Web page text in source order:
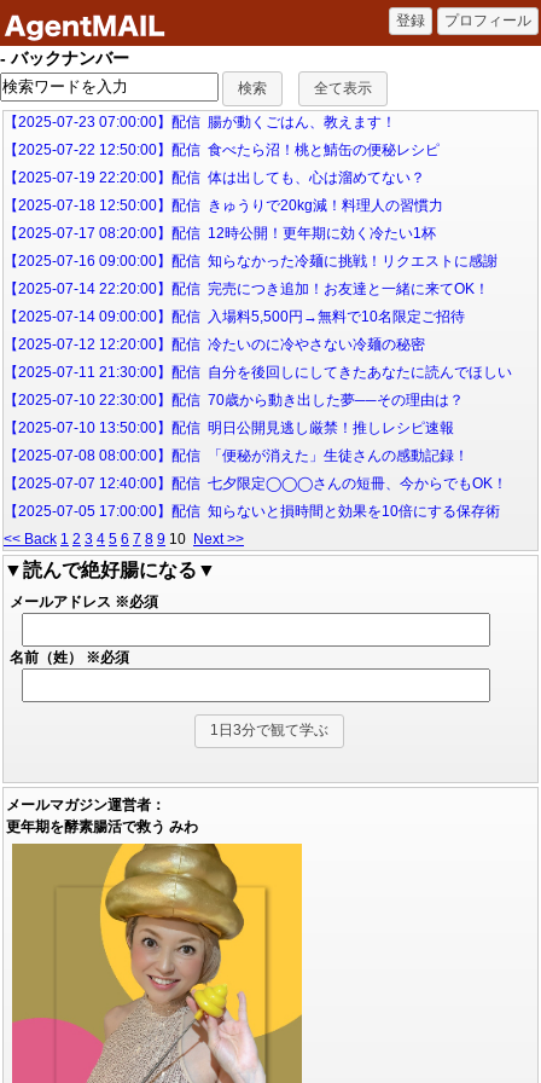
- バックナンバー
【2025-07-23 07:00:00】配信 腸が動くごはん、教えます！
【2025-07-22 12:50:00】配信 食べたら沼！桃と鯖缶の便秘レシピ
【2025-07-19 22:20:00】配信 体は出しても、心は溜めてない？
【2025-07-18 12:50:00】配信 きゅうりで20kg減！料理人の習慣力
【2025-07-17 08:20:00】配信 12時公開！更年期に効く冷たい1杯
【2025-07-16 09:00:00】配信 知らなかった冷麺に挑戦！リクエストに感謝
【2025-07-14 22:20:00】配信 完売につき追加！お友達と一緒に来てOK！
【2025-07-14 09:00:00】配信 入場料5,500円→無料で10名限定ご招待
【2025-07-12 12:20:00】配信 冷たいのに冷やさない冷麺の秘密
【2025-07-11 21:30:00】配信 自分を後回しにしてきたあなたに読んでほしい
【2025-07-10 22:30:00】配信 70歳から動き出した夢──その理由は？
【2025-07-10 13:50:00】配信 明日公開見逃し厳禁！推しレシピ速報
【2025-07-08 08:00:00】配信 「便秘が消えた」生徒さんの感動記録！
【2025-07-07 12:40:00】配信 七夕限定◯◯◯さんの短冊、今からでもOK！
【2025-07-05 17:00:00】配信 知らないと損時間と効果を10倍にする保存術
<< Back 1 2 3 4 5 6 7 8 9 10 Next >>
▼読んで絶好腸になる▼
メールアドレス ※必須
名前（姓） ※必須
メールマガジン運営者：
更年期を酵素腸活で救う みわ